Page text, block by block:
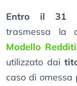
Entro il 31
trasmessa la
Modello Redditi
utilizzato dai
caso di omessa